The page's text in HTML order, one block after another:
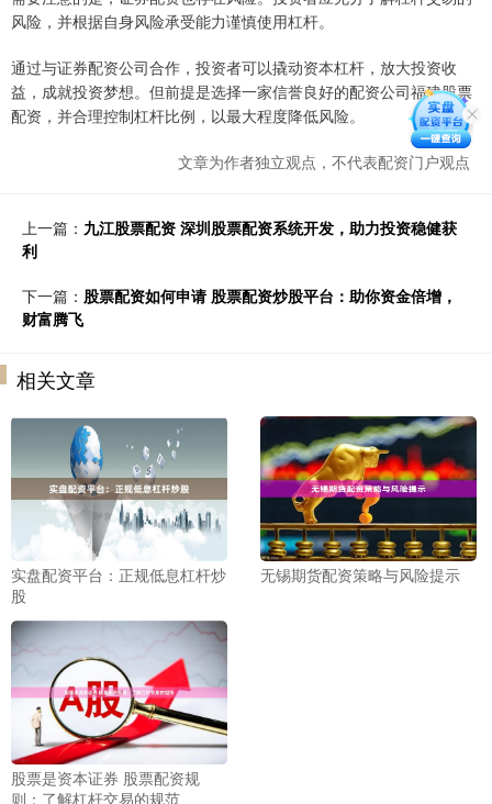
风险，并根据自身风险承受能力谨慎使用杠杆。
通过与证券配资公司合作，投资者可以撬动资本杠杆，放大投资收
益，成就投资梦想。但前提是选择一家信誉良好的配资公司福建股票
配资，并合理控制杠杆比例，以最大程度降低风险。
文章为作者独立观点，不代表配资门户观点
上一篇： 九江股票配资 深圳股票配资系统开发，助力投资稳健获
利
下一篇： 股票配资如何申请 股票配资炒股平台：助你资金倍增，
财富腾飞
相关文章
实盘配资平台：正规低息杠杆炒
股
无锡期货配资策略与风险提示
股票是资本证券 股票配资规
则：了解杠杆交易的规范